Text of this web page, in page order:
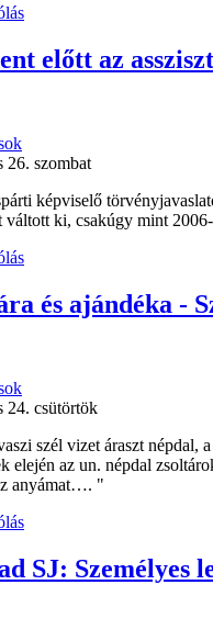
előtt az
26. szombat
képviselő
váltott ki, csakúgy mint
és ajándéka -
24. csütörtök
szél vizet áraszt népdal,
elején az un. népdal
anyámat…. "
SJ: Személyes